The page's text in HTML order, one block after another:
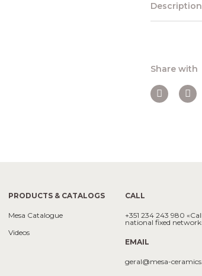
Description
Share with
PRODUCTS & CATALOGS
Mesa Catalogue
Videos
CALL
+351 234 243 980
national fixed
EMAIL
geral@mesa-